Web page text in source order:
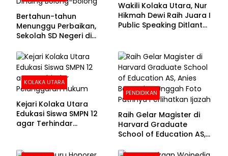
Bertahun-tahun
Menunggu Perbaikan,
Sekolah SD Negeri di
Beralas Tanah dan
Dinding Bolong-bolong
Wakili Kolaka Utara, Nur
Hikmah Dewi Raih Juara I
Public Speaking Ditlantas
Bhayangkara ke-80
KOLAKA UTARA
Kejari Kolaka Utara
Edukasi Siswa SMPN 12
agar Terhindar
PENDIDIKAN
Raih Gelar Magister di
Harvard Graduate
School of Education AS,
Foto Putrinya Perlihatkan